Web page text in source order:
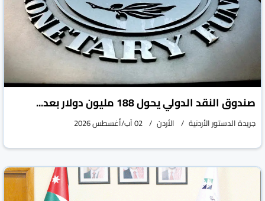
صندوق النقد الدولي يحول 188 مليون دولار بعد...
جريدة الدستور الأردنية الأردن 02 آب/أغسطس 2026